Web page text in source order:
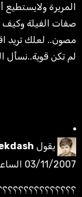
المريرة
صفات الفيلة وكيف
مصون.. لعلك تريد
لم تكن قوية..نسأل
يقول
03/11/2007 الساعة 8:27 ص